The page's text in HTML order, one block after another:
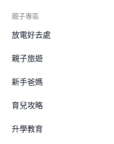
親子專區
放電好去處
親子旅遊
新手爸媽
育兒攻略
升學教育